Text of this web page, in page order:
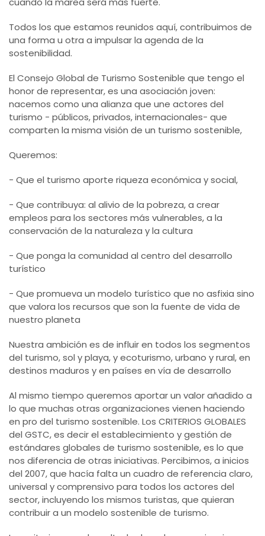
Todos los que estamos reunidos aquí, contribuimos de
una forma u otra a impulsar la agenda de la
sostenibilidad.
El Consejo Global de Turismo Sostenible que tengo el
honor de representar, es una asociación joven:
nacemos como una alianza que une actores del
turismo - públicos, privados, internacionales- que
comparten la misma visión de un turismo sostenible,
Queremos:
- Que el turismo aporte riqueza económica y social,
- Que contribuya: al alivio de la pobreza, a crear
empleos para los sectores más vulnerables, a la
conservación de la naturaleza y la cultura
- Que ponga la comunidad al centro del desarrollo
turístico
- Que promueva un modelo turístico que no asfixia sino
que valora los recursos que son la fuente de vida de
nuestro planeta
Nuestra ambición es de influir en todos los segmentos
del turismo, sol y playa, y ecoturismo, urbano y rural, en
destinos maduros y en países en vía de desarrollo
Al mismo tiempo queremos aportar un valor añadido a
lo que muchas otras organizaciones vienen haciendo
en pro del turismo sostenible. Los CRITERIOS GLOBALES
del GSTC, es decir el establecimiento y gestión de
estándares globales de turismo sostenible, es lo que
nos diferencia de otras iniciativas. Percibimos, a inicios
del 2007, que hacía falta un cuadro de referencia claro,
universal y comprensivo para todos los actores del
sector, incluyendo los mismos turistas, que quieran
contribuir a un modelo sostenible de turismo.